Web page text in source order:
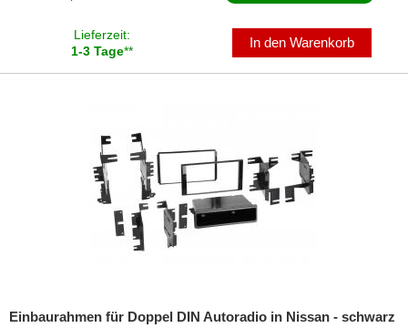
Lieferzeit:
1-3 Tage**
In den Warenkorb
Einbaurahmen für Doppel DIN Autoradio in Nissan - schwarz